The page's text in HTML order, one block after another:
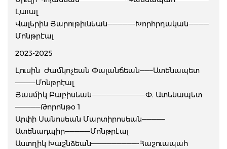
Լաւալ
Վալերին Յարութիւնեան—————-Խորհրդական————
Մոնթրէալ
2023-2025
Լուսին Ժամկոչեան Փալանճեան——–Ատենապետ
————Մոնթրէալ
Յասմիկ Բաբիսեան——————————–Փ. Ատենապետ
—————Թորոնթօ 1
Արփի Սանոսեան Մարտիրոսեան————–
Ատենադպիր—————Մոնթրէալ
Աստղիկ Խաշնձեան—————————-Հաշուապահ